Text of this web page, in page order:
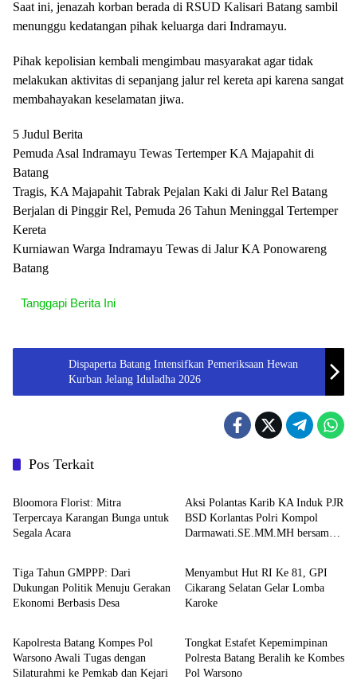
Saat ini, jenazah korban berada di RSUD Kalisari Batang sambil
menunggu kedatangan pihak keluarga dari Indramayu.
Pihak kepolisian kembali mengimbau masyarakat agar tidak
melakukan aktivitas di sepanjang jalur rel kereta api karena sangat
membahayakan keselamatan jiwa.
5 Judul Berita
Pemuda Asal Indramayu Tewas Tertemper KA Majapahit di
Batang
Tragis, KA Majapahit Tabrak Pejalan Kaki di Jalur Rel Batang
Berjalan di Pinggir Rel, Pemuda 26 Tahun Meninggal Tertemper
Kereta
Kurniawan Warga Indramayu Tewas di Jalur KA Ponowareng
Batang
Tanggapi Berita Ini
Dispaperta Batang Intensifkan Pemeriksaan Hewan
Kurban Jelang Iduladha 2026
Pos Terkait
Berita
Bloomora Florist: Mitra
Terpercaya Karangan Bunga untuk
Segala Acara
Aksi Polantas Karib KA Induk PJR
BSD Korlantas Polri Kompol
Darmawati.SE.MM.MH bersama
Berita
Tiga Tahun GMPPP: Dari
Dukungan Politik Menuju Gerakan
Ekonomi Berbasis Desa
Berita
Menyambut Hut RI Ke 81, GPI
Cikarang Selatan Gelar Lomba
Karoke
Berita
Kapolresta Batang Kompes Pol
Warsono Awali Tugas dengan
Silaturahmi ke Pemkab dan Kejari
Berita
Tongkat Estafet Kepemimpinan
Polresta Batang Beralih ke Kombes
Pol Warsono